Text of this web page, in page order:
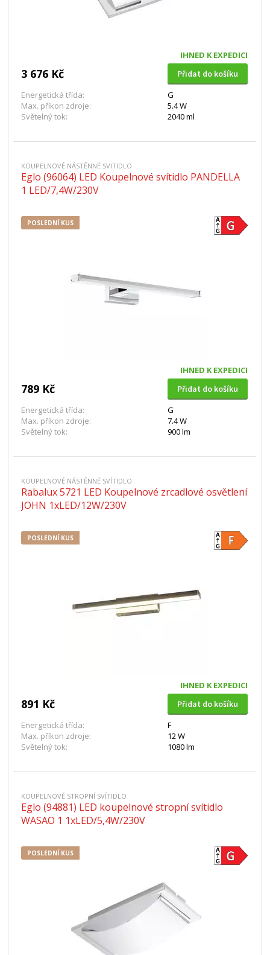
IHNED K EXPEDICI
3 676 Kč
Přidat do košíku
Energetická třída:
G
Max. příkon zdroje:
5.4 W
Světelný tok:
2040 ml
KOUPELNOVÉ NÁSTĚNNÉ SVITIDLO
Eglo (96064) LED Koupelnové svítidlo PANDELLA
1 LED/7,4W/230V
POSLEDNÍ KUS
IHNED K EXPEDICI
789 Kč
Přidat do košíku
Energetická třída:
G
Max. příkon zdroje:
7.4 W
Světelný tok:
900 lm
KOUPELNOVÉ NÁSTĚNNÉ SVÍTIDLO
Rabalux 5721 LED Koupelnové zrcadlové osvětlení
JOHN 1xLED/12W/230V
POSLEDNÍ KUS
IHNED K EXPEDICI
891 Kč
Přidat do košíku
Energetická třída:
F
Max. příkon zdroje:
12 W
Světelný tok:
1080 lm
KOUPELNOVÉ STROPNÍ SVÍTIDLO
Eglo (94881) LED koupelnové stropní svítidlo
WASAO 1 1xLED/5,4W/230V
POSLEDNÍ KUS